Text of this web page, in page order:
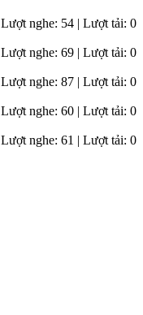
Lượt nghe: 54 | Lượt tải: 0
Lượt nghe: 69 | Lượt tải: 0
Lượt nghe: 87 | Lượt tải: 0
Lượt nghe: 60 | Lượt tải: 0
Lượt nghe: 61 | Lượt tải: 0